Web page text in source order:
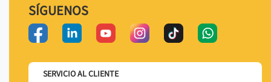
SÍGUENOS
SERVICIO AL CLIENTE